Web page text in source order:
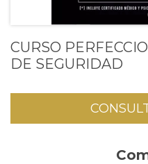
CURSO
DE SEGURIDAD